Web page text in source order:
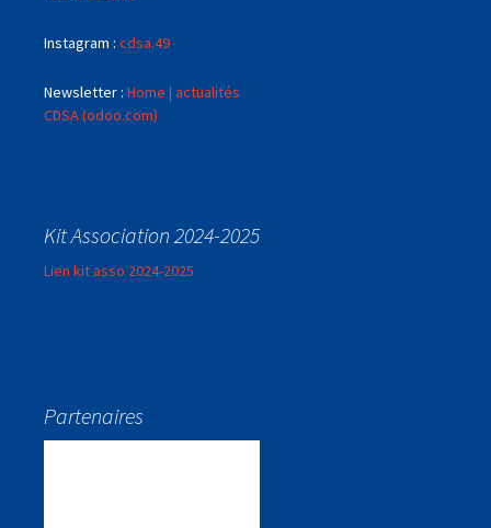
Instagram : cdsa.49
Newsletter : Home | actualités
CDSA (odoo.com)
Kit Association 2024-2025
Lien kit asso 2024-2025
Partenaires